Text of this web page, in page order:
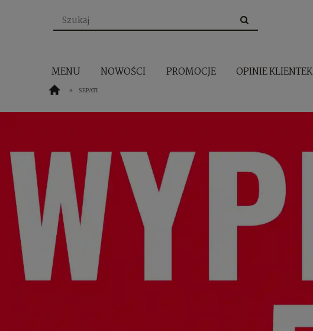
MENU NOWOŚCI PROMOCJE OPINIE KLIENTEK
» SEPATI